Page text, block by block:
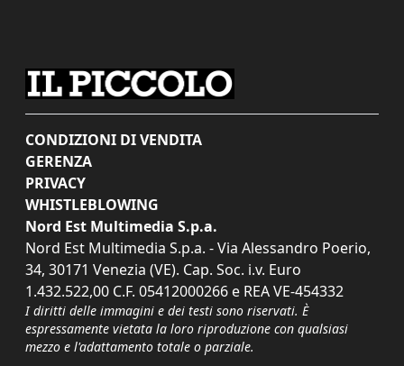
CONDIZIONI DI VENDITA
GERENZA
PRIVACY
WHISTLEBLOWING
Nord Est Multimedia S.p.a.
Nord Est Multimedia S.p.a. - Via Alessandro Poerio,
34, 30171 Venezia (VE). Cap. Soc. i.v. Euro
1.432.522,00 C.F. 05412000266 e REA VE-454332
I diritti delle immagini e dei testi sono riservati. È
espressamente vietata la loro riproduzione con qualsiasi
mezzo e l'adattamento totale o parziale.